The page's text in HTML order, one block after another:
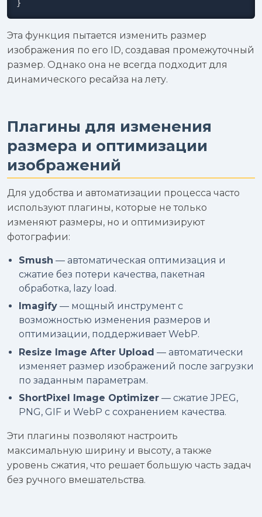
}
Эта функция пытается изменить размер
изображения по его ID, создавая промежуточный
размер. Однако она не всегда подходит для
динамического ресайза на лету.
Плагины для изменения
размера и оптимизации
изображений
Для удобства и автоматизации процесса часто
используют плагины, которые не только
изменяют размеры, но и оптимизируют
фотографии:
Smush — автоматическая оптимизация и
сжатие без потери качества, пакетная
обработка, lazy load.
Imagify — мощный инструмент с
возможностью изменения размеров и
оптимизации, поддерживает WebP.
Resize Image After Upload — автоматически
изменяет размер изображений после загрузки
по заданным параметрам.
ShortPixel Image Optimizer — сжатие JPEG,
PNG, GIF и WebP с сохранением качества.
Эти плагины позволяют настроить
максимальную ширину и высоту, а также
уровень сжатия, что решает большую часть задач
без ручного вмешательства.